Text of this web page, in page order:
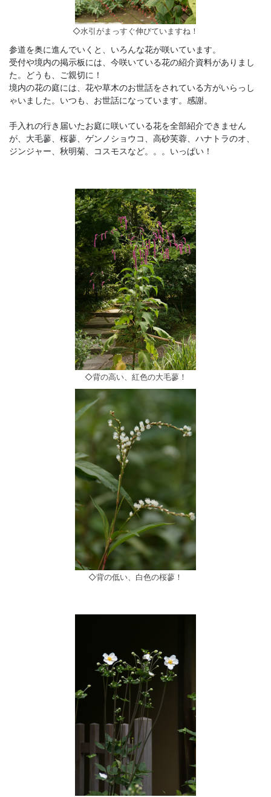
◇水引がまっすぐ伸びていますね！
参道を奥に進んでいくと、いろんな花が咲いています。
受付や境内の掲示板には、今咲いている花の紹介資料がありまし
た。どうも、ご親切に！
境内の花の庭には、花や草木のお世話をされている方がいらっし
ゃいました。いつも、お世話になっています。感謝。
手入れの行き届いたお庭に咲いている花を全部紹介できません
が、大毛蓼、桜蓼、ゲンノショウコ、高砂芙蓉、ハナトラのオ、
ジンジャー、秋明菊、コスモスなど。。。いっぱい！
◇背の高い、紅色の大毛蓼！
◇背の低い、白色の桜蓼！